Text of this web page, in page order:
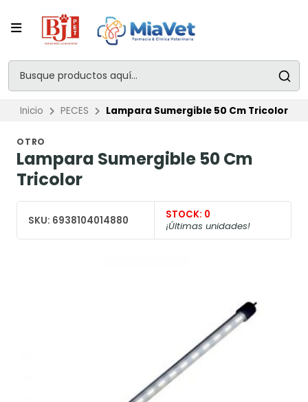
Inicio PECES Lampara Sumergible 50 Cm Tricolor
OTRO
Lampara Sumergible 50 Cm
Tricolor
SKU: 6938104014880 STOCK: 0
¡Últimas unidades!